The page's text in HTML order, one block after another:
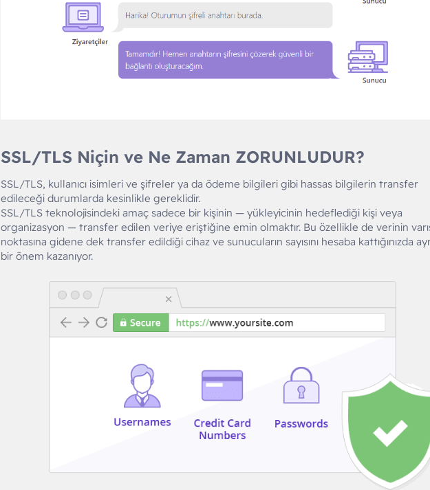
SSL/TLS Niçin ve Ne Zaman ZORUNLUDUR?​
SSL/TLS, kullanıcı isimleri ve şifreler ya da ödeme bilgileri gibi hassas bilgilerin transfer
edileceği durumlarda kesinlikle gereklidir.
SSL/TLS teknolojisindeki amaç sadece bir kişinin — yükleyicinin hedeflediği kişi veya
organizasyon — transfer edilen veriye eriştiğine emin olmaktır. Bu özellikle de verinin
noktasına gidene dek transfer edildiği cihaz ve sunucuların sayısını hesaba kattığınızda
bir önem kazanıyor.